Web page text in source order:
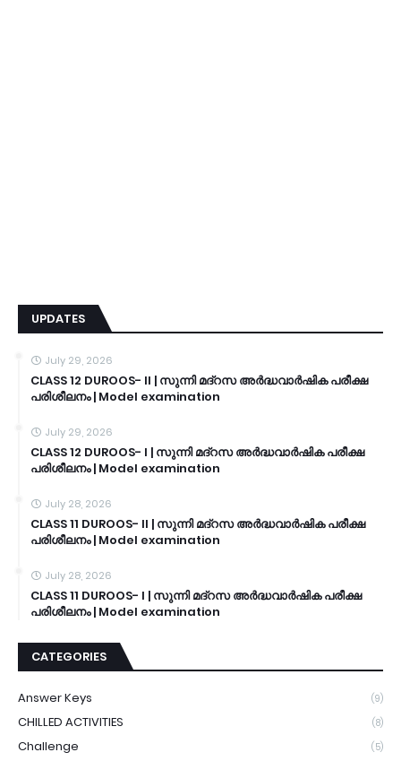
UPDATES
July 29, 2026
CLASS 12 DUROOS- II | സുന്നി മദ്റസ അർദ്ധവാർഷിക പരീക്ഷ
പരിശീലനം | Model examination
July 29, 2026
CLASS 12 DUROOS- I | സുന്നി മദ്റസ അർദ്ധവാർഷിക പരീക്ഷ
പരിശീലനം | Model examination
July 28, 2026
CLASS 11 DUROOS- II | സുന്നി മദ്റസ അർദ്ധവാർഷിക പരീക്ഷ
പരിശീലനം | Model examination
July 28, 2026
CLASS 11 DUROOS- I | സുന്നി മദ്റസ അർദ്ധവാർഷിക പരീക്ഷ
പരിശീലനം | Model examination
CATEGORIES
Answer Keys (9)
CHILLED ACTIVITIES (8)
Challenge (5)